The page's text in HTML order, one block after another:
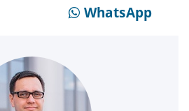
WhatsApp